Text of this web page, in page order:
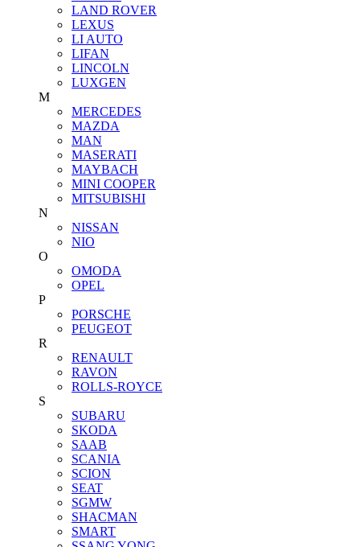
LAND ROVER
LEXUS
LI AUTO
LIFAN
LINCOLN
LUXGEN
M
MERCEDES
MAZDA
MAN
MASERATI
MAYBACH
MINI COOPER
MITSUBISHI
N
NISSAN
NIO
O
OMODA
OPEL
P
PORSCHE
PEUGEOT
R
RENAULT
RAVON
ROLLS-ROYCE
S
SUBARU
SKODA
SAAB
SCANIA
SCION
SEAT
SGMW
SHACMAN
SMART